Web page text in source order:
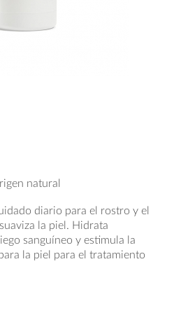
natural
diario para el rostro y el
la piel. Hidrata
sanguíneo y estimula la
la piel para el tratamiento